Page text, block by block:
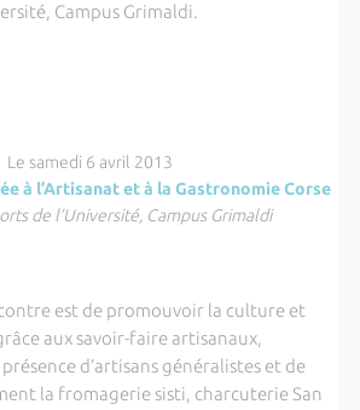
Campus Grimaldi.
Le samedi 6 avril 2013
à l’Artisanat et à la Gastronomie Corse
de l’Université, Campus Grimaldi
est de promouvoir la culture et
aux savoir-faire artisanaux,
d’artisans généralistes et de
la fromagerie sisti, charcuterie San